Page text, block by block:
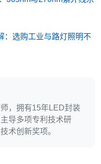
：选购工业与路灯照明不
，拥有15年LED封装
导多项专利技术研
术创新奖项。